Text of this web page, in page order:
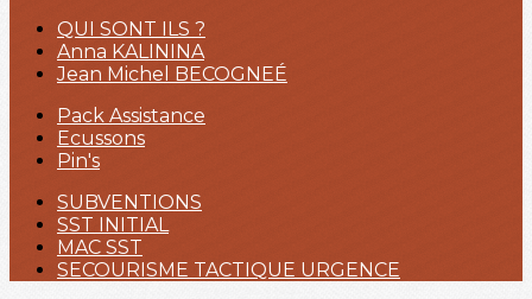
QUI SONT ILS ?
Anna KALININA
Jean Michel BECOGNEÉ
Pack Assistance
Ecussons
Pin's
SUBVENTIONS
SST INITIAL
MAC SST
SECOURISME TACTIQUE URGENCE